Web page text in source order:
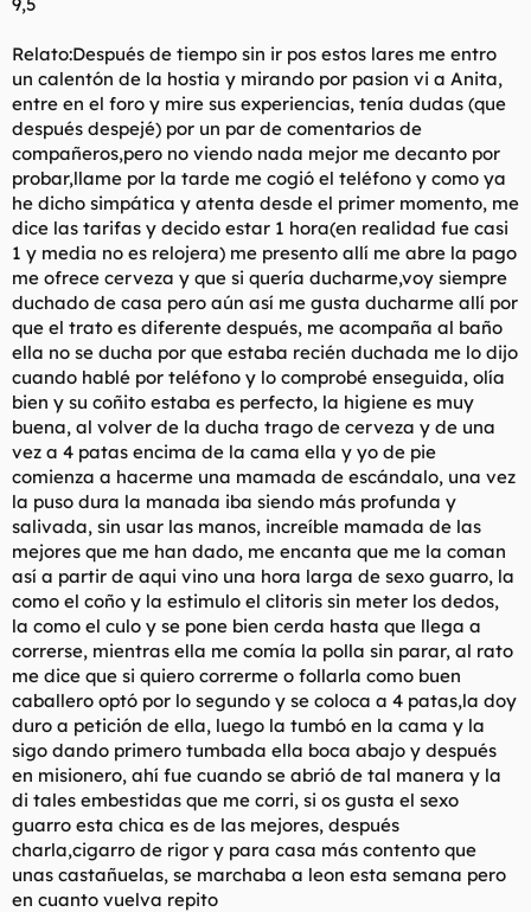
Relato:Después de tiempo sin ir pos estos lares me entro
un calentón de la hostia y mirando por pasion vi a Anita,
entre en el foro y mire sus experiencias, tenía dudas (que
después despejé) por un par de comentarios de
compañeros,pero no viendo nada mejor me decanto por
probar,llame por la tarde me cogió el teléfono y como ya
he dicho simpática y atenta desde el primer momento, me
dice las tarifas y decido estar 1 hora(en realidad fue casi
1 y media no es relojera) me presento allí me abre la pago
me ofrece cerveza y que si quería ducharme,voy siempre
duchado de casa pero aún así me gusta ducharme allí por
que el trato es diferente después, me acompaña al baño
ella no se ducha por que estaba recién duchada me lo dijo
cuando hablé por teléfono y lo comprobé enseguida, olía
bien y su coñito estaba es perfecto, la higiene es muy
buena, al volver de la ducha trago de cerveza y de una
vez a 4 patas encima de la cama ella y yo de pie
comienza a hacerme una mamada de escándalo, una vez
la puso dura la manada iba siendo más profunda y
salivada, sin usar las manos, increíble mamada de las
mejores que me han dado, me encanta que me la coman
así a partir de aqui vino una hora larga de sexo guarro, la
como el coño y la estimulo el clitoris sin meter los dedos,
la como el culo y se pone bien cerda hasta que llega a
correrse, mientras ella me comía la polla sin parar, al rato
me dice que si quiero correrme o follarla como buen
caballero optó por lo segundo y se coloca a 4 patas,la doy
duro a petición de ella, luego la tumbó en la cama y la
sigo dando primero tumbada ella boca abajo y después
en misionero, ahí fue cuando se abrió de tal manera y la
di tales embestidas que me corri, si os gusta el sexo
guarro esta chica es de las mejores, después
charla,cigarro de rigor y para casa más contento que
unas castañuelas, se marchaba a leon esta semana pero
en cuanto vuelva repito